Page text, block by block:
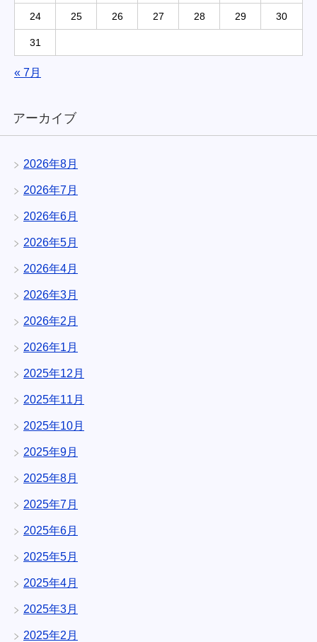
24 25 26 27 28 29 30
31
« 7月
アーカイブ
2026年8月
2026年7月
2026年6月
2026年5月
2026年4月
2026年3月
2026年2月
2026年1月
2025年12月
2025年11月
2025年10月
2025年9月
2025年8月
2025年7月
2025年6月
2025年5月
2025年4月
2025年3月
2025年2月